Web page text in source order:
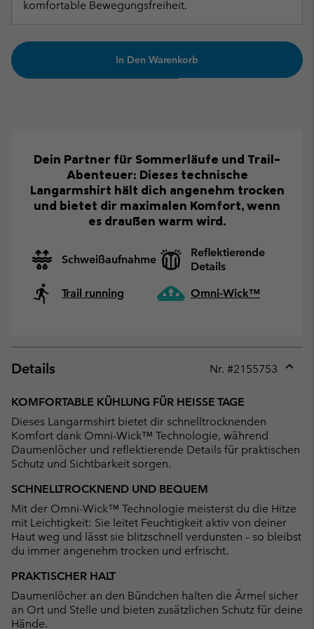
komfortable Bewegungsfreiheit.
In Den Warenkorb
Dein Partner für Sommerläufe und Trail-
Abenteuer: Dieses technische
Langarmshirt hält dich angenehm trocken
und bietet dir maximalen Komfort, wenn
es draußen warm wird.
Schweißaufnahme
Reflektierende
Details
Trail running
Omni-Wick™
Details Nr. #2155753
KOMFORTABLE KÜHLUNG FÜR HEISSE TAGE
Dieses Langarmshirt bietet dir schnelltrocknenden
Komfort dank Omni-Wick™ Technologie, während
Daumenlöcher und reflektierende Details für praktischen
Schutz und Sichtbarkeit sorgen.
SCHNELLTROCKNEND UND BEQUEM
Mit der Omni-Wick™ Technologie meisterst du die Hitze
mit Leichtigkeit: Sie leitet Feuchtigkeit aktiv von deiner
Haut weg und lässt sie blitzschnell verdunsten – so bleibst
du immer angenehm trocken und erfrischt.
PRAKTISCHER HALT
Daumenlöcher an den Bündchen halten die Ärmel sicher
an Ort und Stelle und bieten zusätzlichen Schutz für deine
Hände.